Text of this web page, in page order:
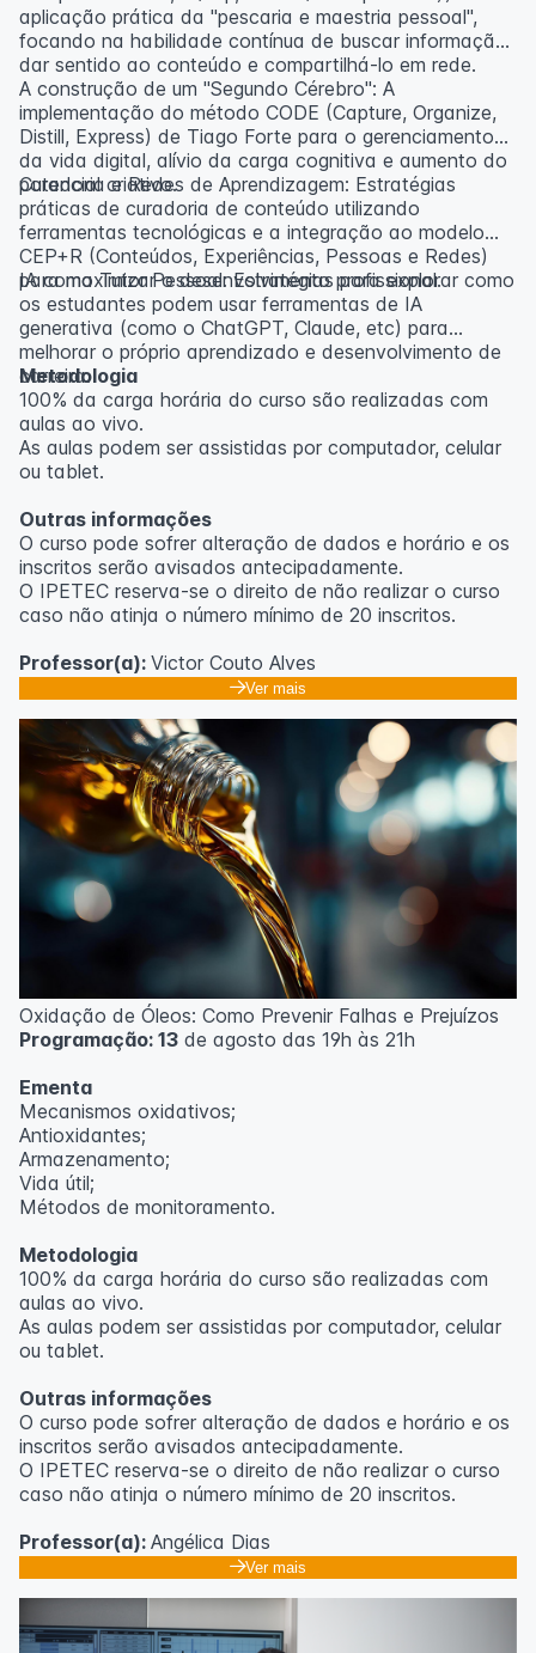
aplicação prática da "pescaria e maestria pessoal",
focando na habilidade contínua de buscar informação,
dar sentido ao conteúdo e compartilhá-lo em rede.
A construção de um "Segundo Cérebro": A
implementação do método CODE (Capture, Organize,
Distill, Express) de Tiago Forte para o gerenciamento
da vida digital, alívio da carga cognitiva e aumento do
potencial criativo.
Curadoria e Redes de Aprendizagem: Estratégias
práticas de curadoria de conteúdo utilizando
ferramentas tecnológicas e a integração ao modelo
CEP+R (Conteúdos, Experiências, Pessoas e Redes)
para maximizar o desenvolvimento profissional.
IA como Tutor Pessoal: Estratégias para explorar como
os estudantes podem usar ferramentas de IA
generativa (como o ChatGPT, Claude, etc) para
melhorar o próprio aprendizado e desenvolvimento de
carreira.
Metodologia
100% da carga horária do curso são realizadas com
aulas ao vivo.
As aulas podem ser assistidas por computador, celular
ou tablet.
Outras informações
O curso pode sofrer alteração de dados e horário e os
inscritos serão avisados ​​antecipadamente.
O IPETEC reserva-se o direito de não realizar o curso
caso não atinja o número mínimo de 20 inscritos.
Professor(a): Victor Couto Alves
Ver mais
Oxidação de Óleos: Como Prevenir Falhas e Prejuízos
Programação: 13 de agosto das 19h às 21h
Ementa
Mecanismos oxidativos;
Antioxidantes;
Armazenamento;
Vida útil;
Métodos de monitoramento.
Metodologia
100% da carga horária do curso são realizadas com
aulas ao vivo.
As aulas podem ser assistidas por computador, celular
ou tablet.
Outras informações
O curso pode sofrer alteração de dados e horário e os
inscritos serão avisados ​​antecipadamente.
O IPETEC reserva-se o direito de não realizar o curso
caso não atinja o número mínimo de 20 inscritos.
Professor(a): Angélica Dias
Ver mais